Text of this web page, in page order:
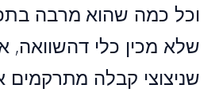
וכל כמה שהוא מרבה
שלא מכין כלי דהשוואה,
שניצוצי קבלה מתרקמים